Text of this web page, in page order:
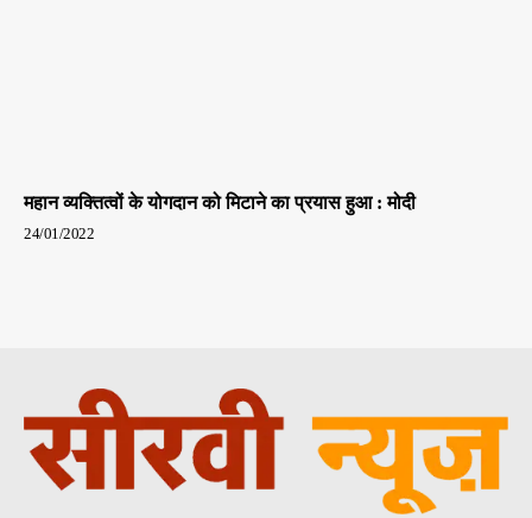
महान व्यक्तित्वों के योगदान को मिटाने का प्रयास हुआ : मोदी
24/01/2022